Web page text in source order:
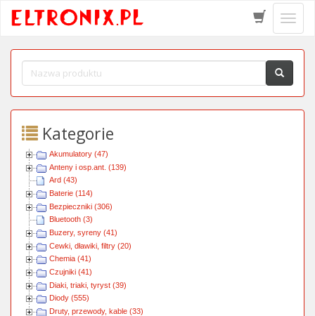
menu
Kategorie
Akumulatory (47)
Anteny i osp.ant. (139)
Ard (43)
Baterie (114)
Bezpieczniki (306)
Bluetooth (3)
Buzery, syreny (41)
Cewki, dławiki, filtry (20)
Chemia (41)
Czujniki (41)
Diaki, triaki, tyryst (39)
Diody (555)
Druty, przewody, kable (33)